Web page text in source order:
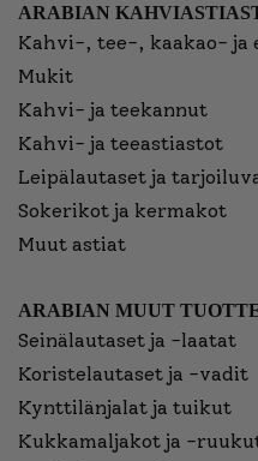
ARABIAN
Kahvi-, tee-, kaakao- ja
Mukit
Kahvi- ja teekannut
Kahvi- ja teeastiastot
Leipälautaset ja
Sokerikot ja kermakot
Muut astiat
ARABIAN MUUT
Seinälautaset ja -laatat
Koristelautaset ja -vadit
Kynttilänjalat ja tuikut
Kukkamaljakot ja -